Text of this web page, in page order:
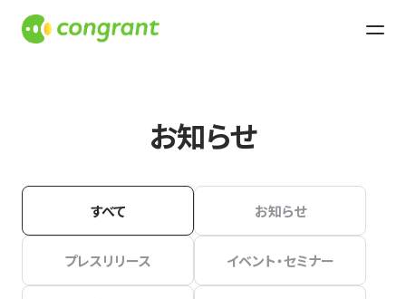
お知らせ
すべて お知らせ
プレスリリース イベント・セミナー